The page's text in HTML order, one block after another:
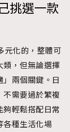
挑選一款
元化的，整體可
類，但無論選擇
兩個關鍵。日
不需要過於繁複
夠輕鬆搭配日常
各種生活化場